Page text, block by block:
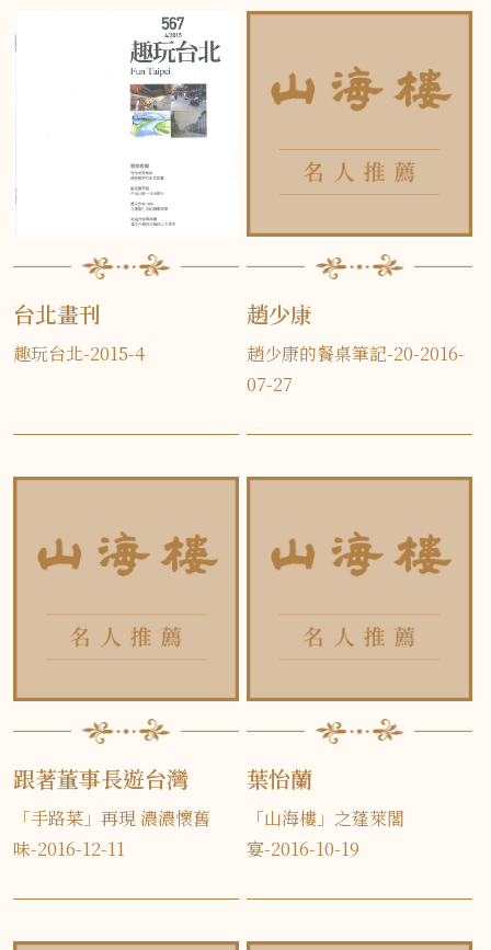
台北畫刊
趣玩台北-2015-4
趙少康
趙少康的餐桌筆記-20-2016-
07-27
跟著董事長遊台灣
「手路菜」再現 濃濃懷舊
味-2016-12-11
葉怡蘭
「山海樓」之蓬萊閣
宴-2016-10-19